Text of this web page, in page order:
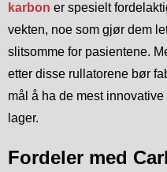
karbon er spesielt
vekten, noe som gjør dem
slitsomme for pasientene.
etter disse rullatorene bør
mål å ha de mest
lager.
Fordeler med